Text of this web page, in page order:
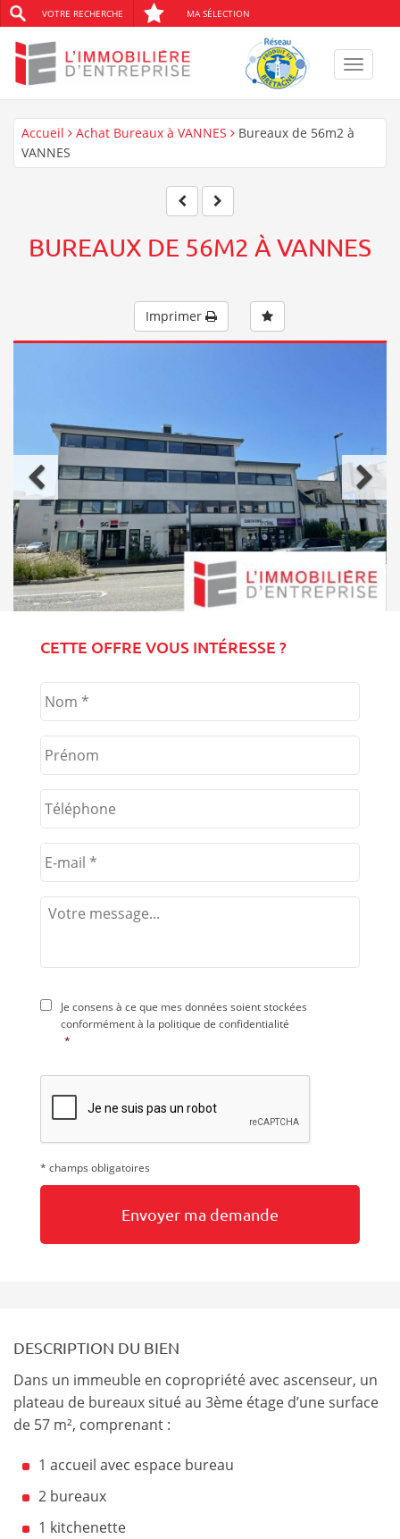
VOTRE RECHERCHE MA SÉLECTION
Toggle
Accueil Achat Bureaux à VANNES
Bureaux de 56m2 à
VANNES
BUREAUX DE 56M2 À VANNES
Imprimer
Précédent
CETTE OFFRE VOUS INTÉRESSE ?
Je consens à ce que mes données soient stockées
conformément à la politique de confidentialité
*
* champs obligatoires
DESCRIPTION DU BIEN
Dans un immeuble en copropriété avec ascenseur, un
plateau de bureaux situé au 3ème étage d’une surface
de 57 m², comprenant :
1 accueil avec espace bureau
2 bureaux
1 kitchenette